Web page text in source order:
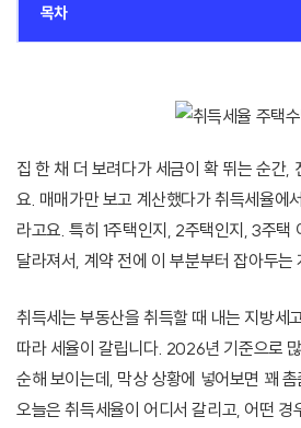
목차
집 한 채 더 보려다가 세금이 확 뛰는 순간,
요. 매매가만 보고 계산했다가 취득세율에
라고요. 특히 1주택인지, 2주택인지, 3주택
달라져서, 계약 전에 이 부분부터 잡아두는
취득세는 부동산을 취득할 때 내는 지방세
따라 세율이 갈립니다. 2026년 기준으로
순해 보이는데, 막상 상황에 넣어보면 꽤
오늘은 취득세율이 어디서 갈리고, 어떤 경